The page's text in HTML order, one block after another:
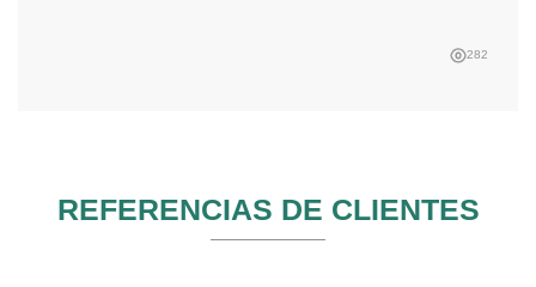
282
REFERENCIAS DE CLIENTES